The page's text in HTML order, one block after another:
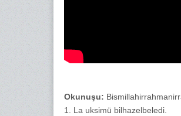
Okunuşu:
1. La uksimü bilhazelbeledi.